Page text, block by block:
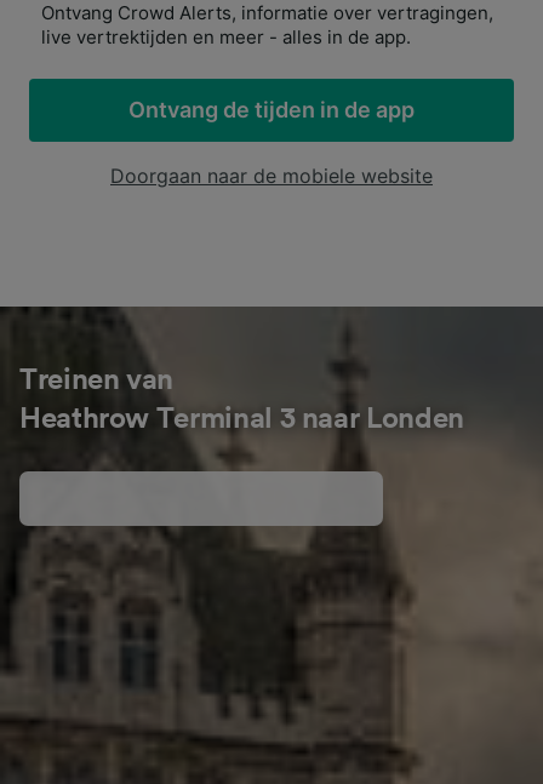
Ontvang Crowd Alerts, informatie over vertragingen,
live vertrektijden en meer - alles in de app.
Ontvang de tijden in de app
Doorgaan naar de mobiele website
Treinen van
Heathrow Terminal 3 naar Londen